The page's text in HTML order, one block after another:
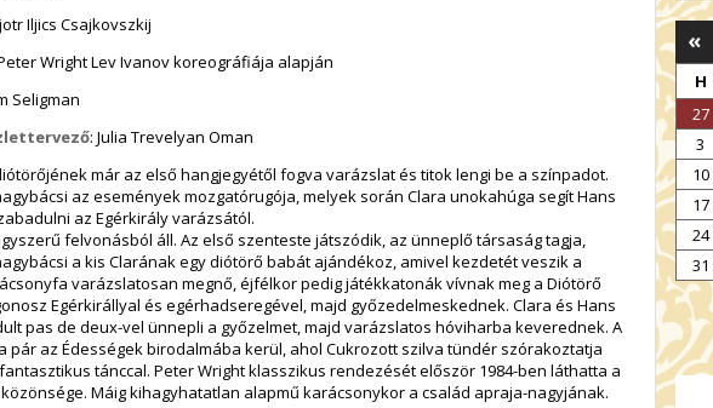
Iljics Csajkovszkij
Wright Lev Ivanov koreográfiája alapján
Seligman
: Julia Trevelyan Oman
már az első hangjegyétől fogva varázslat és titok lengi be a színpadot.
az események mozgatórugója, melyek során Clara unokahúga segít Hans
az Egérkirály varázsától.
felvonásból áll. Az első szenteste játszódik, az ünneplő társaság tagja,
a kis Clarának egy diótörő babát ajándékoz, amivel kezdetét veszik a
varázslatosan megnő, éjfélkor pedig játékkatonák vívnak meg a Diótörő
Egérkirállyal és egérhadseregével, majd győzedelmeskednek. Clara és Hans
pas de deux-vel ünnepli a győzelmet, majd varázslatos hóviharba keverednek. A
pár az Édességek birodalmába kerül, ahol Cukrozott szilva tündér szórakoztatja
tánccal. Peter Wright klasszikus rendezését először 1984-ben láthatta a
Máig kihagyhatatlan alapmű karácsonykor a család apraja-nagyjának.
«
H
27
3
10
17
24
31